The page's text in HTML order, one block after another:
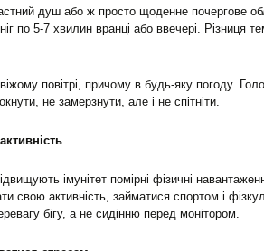
душ або ж просто щоденне почергове
по 5-7 хвилин вранці або ввечері. Різниця
повітрі, причому в будь-яку погоду.
не замерзнути, але і не спітніти.
імунітет помірні фізичні
свою активність, займатися спортом і
бігу, а не сидінню перед монітором.